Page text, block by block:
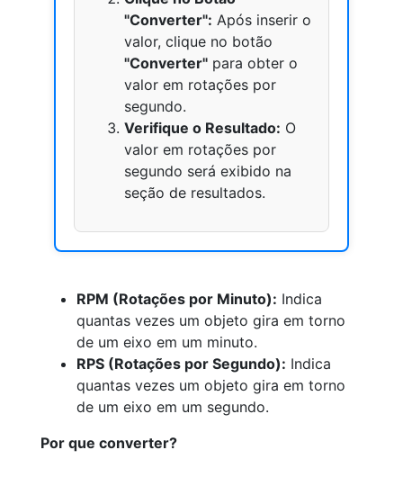
"Converter": Após inserir o
valor, clique no botão
"Converter" para obter o
valor em rotações por
segundo.
Verifique o Resultado: O
valor em rotações por
segundo será exibido na
seção de resultados.
RPM (Rotações por Minuto): Indica
quantas vezes um objeto gira em torno
de um eixo em um minuto.
RPS (Rotações por Segundo): Indica
quantas vezes um objeto gira em torno
de um eixo em um segundo.
Por que converter?